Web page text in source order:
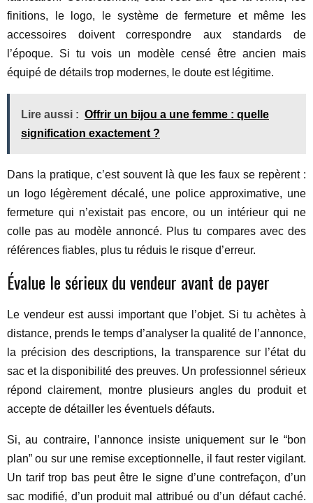
finitions, le logo, le système de fermeture et même les
accessoires doivent correspondre aux standards de
l’époque. Si tu vois un modèle censé être ancien mais
équipé de détails trop modernes, le doute est légitime.
Lire aussi : Offrir un bijou a une femme : quelle
signification exactement ?
Dans la pratique, c’est souvent là que les faux se repèrent :
un logo légèrement décalé, une police approximative, une
fermeture qui n’existait pas encore, ou un intérieur qui ne
colle pas au modèle annoncé. Plus tu compares avec des
références fiables, plus tu réduis le risque d’erreur.
Évalue le sérieux du vendeur avant de payer
Le vendeur est aussi important que l’objet. Si tu achètes à
distance, prends le temps d’analyser la qualité de l’annonce,
la précision des descriptions, la transparence sur l’état du
sac et la disponibilité des preuves. Un professionnel sérieux
répond clairement, montre plusieurs angles du produit et
accepte de détailler les éventuels défauts.
Si, au contraire, l’annonce insiste uniquement sur le “bon
plan” ou sur une remise exceptionnelle, il faut rester vigilant.
Un tarif trop bas peut être le signe d’une contrefaçon, d’un
sac modifié, d’un produit mal attribué ou d’un défaut caché.